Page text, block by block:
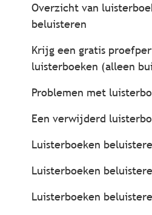
Overzicht van
beluisteren
Krijg een gratis
luisterboeken (alleen
Problemen met
Een verwijderd
Luisterboeken
Luisterboeken
Luisterboeken